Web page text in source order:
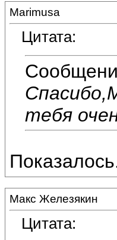
Marimusa
Цитата:
тебя
Макс Железякин
Цитата: